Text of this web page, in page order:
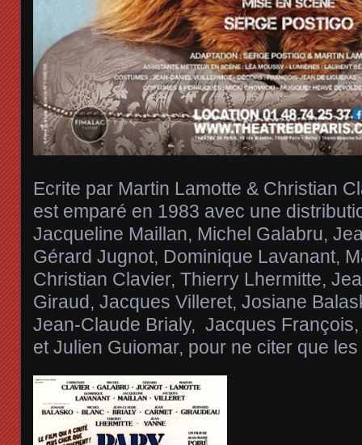
Ecrite par Martin Lamotte & Christian
est emparé en 1983 avec une
Jacqueline Maillan, Michel Galabru,
Gérard Jugnot, Dominique Lavanant,
Christian Clavier, Thierry Lhermitte,
Giraud, Jacques Villeret, Josiane
Jean-Claude Brialy, Jacques
et Julien Guiomar, pour ne citer que